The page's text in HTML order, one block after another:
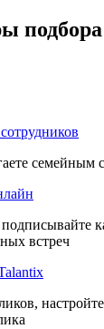
семейным
встреч